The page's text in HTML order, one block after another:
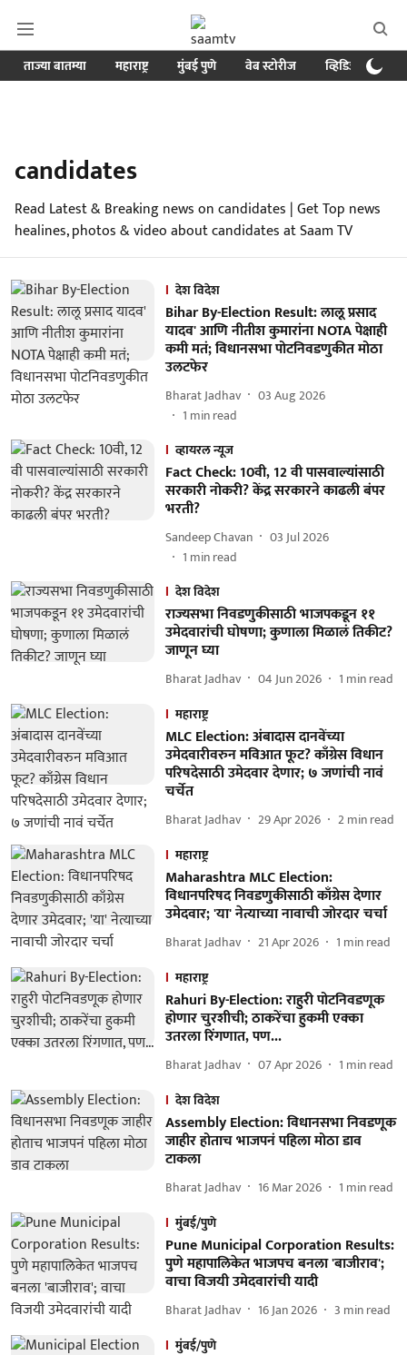
ताज्या बातम्या महाराष्ट्र मुंबई पुणे वेब स्टोरीज व्हिडिओ
candidates
Read Latest & Breaking news on candidates | Get Top news
healines, photos & video about candidates at Saam TV
देश विदेश
Bihar By-Election Result: लालू प्रसाद
यादव' आणि नीतीश कुमारांना NOTA पेक्षाही
कमी मतं; विधानसभा पोटनिवडणुकीत मोठा
उलटफेर
Bharat Jadhav
03 Aug 2026
1 min read
व्हायरल न्यूज
Fact Check: 10वी, 12 वी पासवाल्यांसाठी
सरकारी नोकरी? केंद्र सरकारने काढली बंपर
भरती?
Sandeep Chavan
03 Jul 2026
1 min read
देश विदेश
राज्यसभा निवडणुकीसाठी भाजपकडून ११
उमेदवारांची घोषणा; कुणाला मिळालं तिकीट?
जाणून घ्या
Bharat Jadhav 04 Jun 2026 1 min read
महाराष्ट्र
MLC Election: अंबादास दानवेंच्या
उमेदवारीवरुन मविआत फूट? काँग्रेस विधान
परिषदेसाठी उमेदवार देणार; ७ जणांची नावं
चर्चेत
Bharat Jadhav 29 Apr 2026 2min read
महाराष्ट्र
Maharashtra MLC Election:
विधानपरिषद निवडणुकीसाठी काँग्रेस देणार
उमेदवार; 'या' नेत्याच्या नावाची जोरदार चर्चा
Bharat Jadhav 21 Apr 2026 1 min read
महाराष्ट्र
Rahuri By-Election: राहुरी पोटनिवडणूक
होणार चुरशीची; ठाकरेंचा हुकमी एक्का
उतरला रिंगणात, पण...
Bharat Jadhav 07 Apr 2026 1 min read
देश विदेश
Assembly Election: विधानसभा निवडणूक
जाहीर होताच भाजपनं पहिला मोठा डाव
टाकला
Bharat Jadhav 16 Mar 2026 1 min read
मुंबई/पुणे
Pune Municipal Corporation Results:
पुणे महापालिकेत भाजपच बनला 'बाजीराव';
वाचा विजयी उमेदवारांची यादी
Bharat Jadhav 16 Jan 2026 3 min read
मुंबई/पुणे